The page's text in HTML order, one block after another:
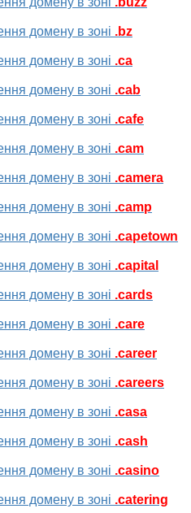
домену в зоні .bz
домену в зоні .ca
домену в зоні .cab
домену в зоні .cafe
домену в зоні .cam
домену в зоні .camera
домену в зоні .camp
домену в зоні .capetown
домену в зоні .capital
домену в зоні .cards
домену в зоні .care
домену в зоні .career
домену в зоні .careers
домену в зоні .casa
домену в зоні .cash
домену в зоні .casino
домену в зоні .catering